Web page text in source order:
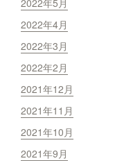
2022年4月
2022年3月
2022年2月
2021年12月
2021年11月
2021年10月
2021年9月